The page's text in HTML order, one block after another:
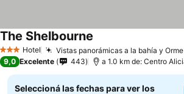
3 Estrellas
Hotel Vistas panorámicas a la bahía y Orme
The Shelbourne
9,0 Excelente 443
Seleccioná las fechas para ver los